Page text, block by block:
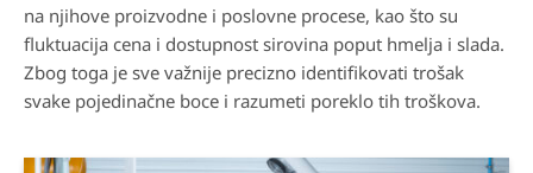
na njihove proizvodne i poslovne procese, kao što su
fluktuacija cena i dostupnost sirovina poput hmelja i slada.
Zbog toga je sve važnije precizno identifikovati trošak
svake pojedinačne boce i razumeti poreklo tih troškova.